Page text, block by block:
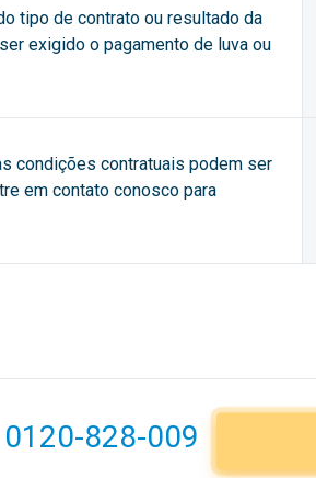
tipo de contrato ou resultado da
exigido o pagamento de luva ou
condições contratuais podem ser
em contato conosco para
0120-828-009